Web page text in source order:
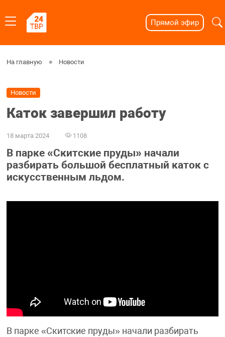
Прямой эфир
На главную Новости
Новости
Каток завершил работу
18 марта 2024 1108
В парке «Скитские пруды» начали
разбирать большой бесплатный каток с
искусственным льдом.
В парке «Скитские пруды» начали разбирать